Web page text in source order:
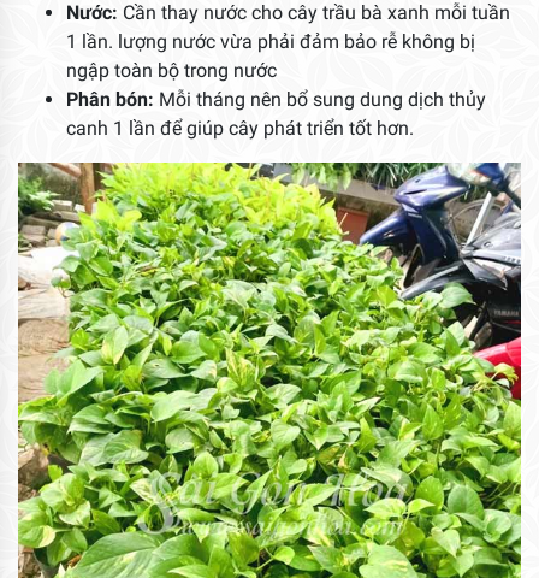
Nước: Cần thay nước cho cây trầu bà xanh mỗi tuần
1 lần. lượng nước vừa phải đảm bảo rễ không bị
ngập toàn bộ trong nước
Phân bón: Mỗi tháng nên bổ sung dung dịch thủy
canh 1 lần để giúp cây phát triển tốt hơn.